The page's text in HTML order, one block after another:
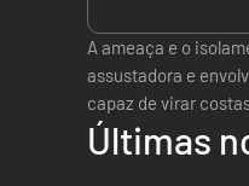
A ameaça e o
assustadora e
capaz de virar
Últimas